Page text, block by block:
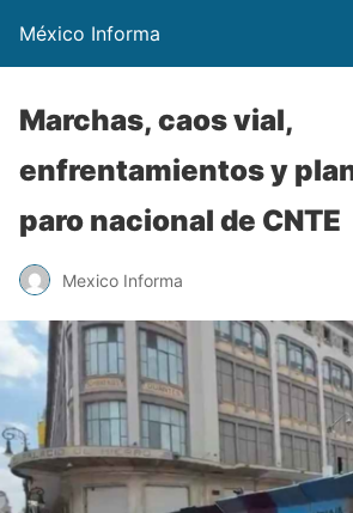
México Informa
Marchas, caos vial,
enfrentamientos y
paro nacional de CNTE
Mexico Informa